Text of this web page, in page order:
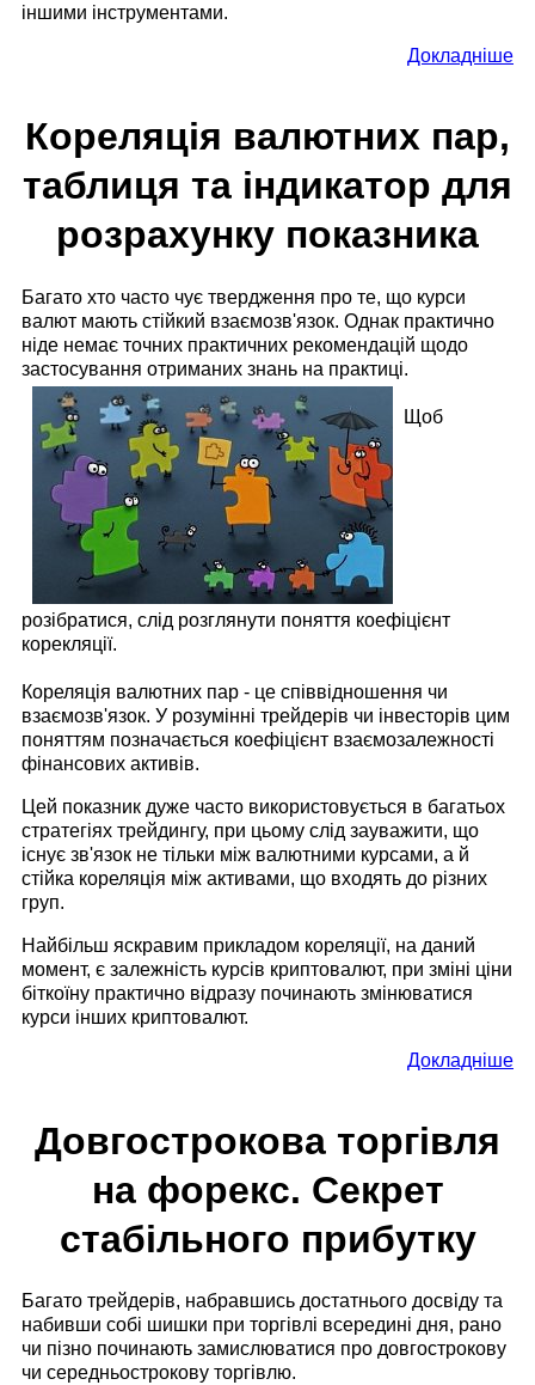
іншими інструментами.
Докладніше
Кореляція валютних пар,
таблиця та індикатор для
розрахунку показника
Багато хто часто чує твердження про те, що курси
валют мають стійкий взаємозв'язок. Однак практично
ніде немає точних практичних рекомендацій щодо
застосування отриманих знань на практиці.
Щоб
розібратися, слід розглянути поняття коефіцієнт
корекляції.
Кореляція валютних пар - це співвідношення чи
взаємозв'язок. У розумінні трейдерів чи інвесторів цим
поняттям позначається коефіцієнт взаємозалежності
фінансових активів.
Цей показник дуже часто використовується в багатьох
стратегіях трейдингу, при цьому слід зауважити, що
існує зв'язок не тільки між валютними курсами, а й
стійка кореляція між активами, що входять до різних
груп.
Найбільш яскравим прикладом кореляції, на даний
момент, є залежність курсів криптовалют, при зміні ціни
біткоїну практично відразу починають змінюватися
курси інших криптовалют.
Докладніше
Довгострокова торгівля
на форекс. Секрет
стабільного прибутку
Багато трейдерів, набравшись достатнього досвіду та
набивши собі шишки при торгівлі всередині дня, рано
чи пізно починають замислюватися про довгострокову
чи середньострокову торгівлю.